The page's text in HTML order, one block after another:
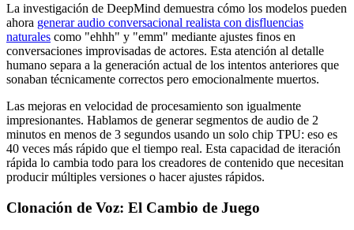
La investigación de DeepMind demuestra cómo los modelos pueden
ahora generar audio conversacional realista con disfluencias
naturales como "ehhh" y "emm" mediante ajustes finos en
conversaciones improvisadas de actores. Esta atención al detalle
humano separa a la generación actual de los intentos anteriores que
sonaban técnicamente correctos pero emocionalmente muertos.
Las mejoras en velocidad de procesamiento son igualmente
impresionantes. Hablamos de generar segmentos de audio de 2
minutos en menos de 3 segundos usando un solo chip TPU: eso es
40 veces más rápido que el tiempo real. Esta capacidad de iteración
rápida lo cambia todo para los creadores de contenido que necesitan
producir múltiples versiones o hacer ajustes rápidos.
Clonación de Voz: El Cambio de Juego